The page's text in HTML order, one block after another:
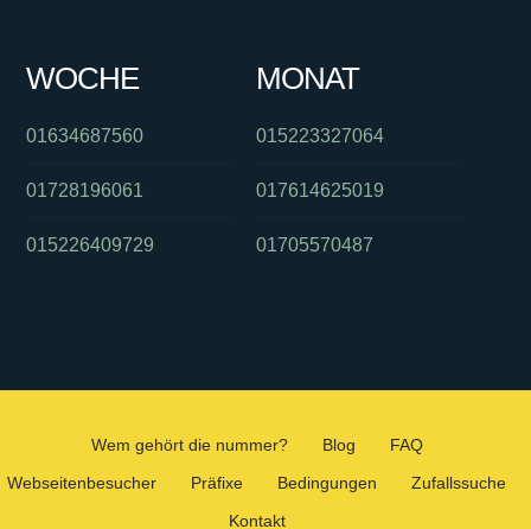
WOCHE
01634687560
01728196061
015226409729
MONAT
015223327064
017614625019
01705570487
Wem gehört die nummer? Blog
FAQ
Webseitenbesucher
Präfixe Bedingungen
Zufallssuche
Kontakt